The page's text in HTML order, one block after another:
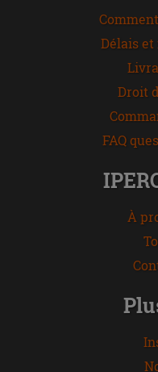
Délais
Droit
FAQ
À